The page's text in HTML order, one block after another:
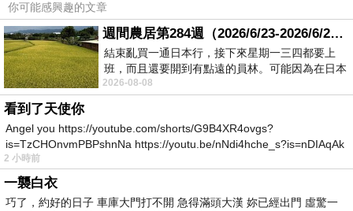
肉燥香濃醇厚不會過於油膩，帶有些許紅蔥頭香氣
麵條香
你可能感興趣的文章
週間農居第284週（2026/6/23-2026/6/24) 夏至 金黃稻浪洋溢豐收喜悅
結束亂買一通日本行，接下來星期一三四都要上
班，而且還要開到有點遠的員林。可能因為在日本
花不少錢，星期一出門上班時，心裡沒有一
2026-08-08
看到了天使你
Angel you https://youtube.com/shorts/G9B4XR4ovgs?
is=TzCHOnvmPBPshnNa https://youtu.be/nNdi4hche_s?is=nDIAqAk
2 小時前
一襲白衣
巧了，約好的日子 車庫大門打不開 急得滿頭大漢 妳已經出門 虛驚一